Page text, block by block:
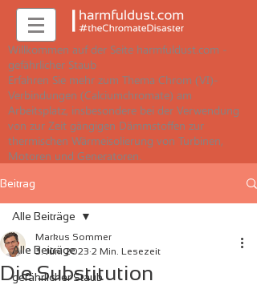
Willkommen auf der Seite harmfuldust.com -
gefährlicher Staub
Erfahren Sie mehr zum Thema Chrom (VI)-
Verbindungen (Calciumchromate) am
Arbeitsplatz, insbesondere bei der Verwendung
von zur Zeit gängigen Dämmstoffen zur
thermischen Wärmeisolierung von Turbinen,
Motoren und Generatoren.
Beitrag
Alle Beiträge
gefährlicher Staub
Alle Beiträge
Die Substitution
Markus Sommer
3. Juni 2023 2 Min. Lesezeit